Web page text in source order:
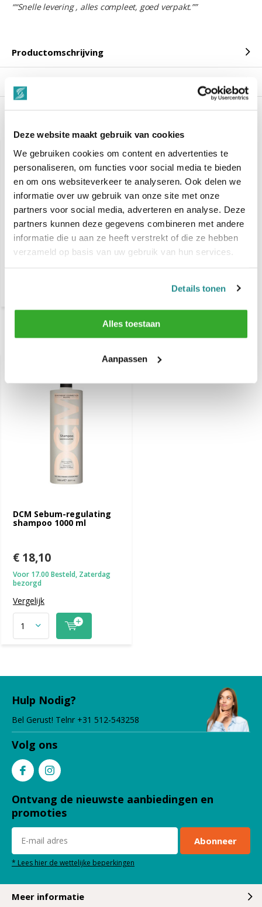
Deze website maakt gebruik van cookies
We gebruiken cookies om content en advertenties te
personaliseren, om functies voor social media te bieden
en om ons websiteverkeer te analyseren. Ook delen we
informatie over uw gebruik van onze site met onze
partners voor social media, adverteren en analyse. Deze
partners kunnen deze gegevens combineren met andere
informatie die u aan ze heeft verstrekt of die ze hebben
verzameld op basis van uw gebruik van hun services.
Details tonen
Alles toestaan
Aanpassen
““Snelle levering , alles compleet, goed verpakt.””
Productomschrijving
DCM Sebum-regulating
shampoo 300 ml
Recent bekeken
DCM Sebum-regulating
shampoo 1000 ml
€ 18,10
Voor 17.00 Besteld, Zaterdag
bezorgd
Vergelijk
Hulp Nodig?
Bel Gerust! Telnr +31 512-543258
Volg ons
Ontvang de nieuwste aanbiedingen en
promoties
Abonneer
* Lees hier de wettelijke beperkingen
Meer informatie